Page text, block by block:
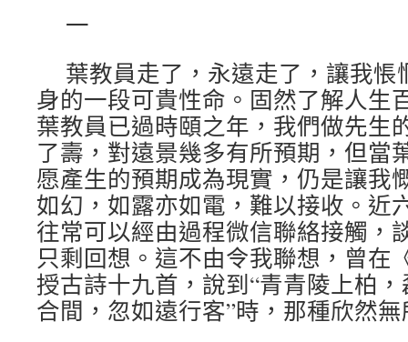
一
葉教員走了，永遠走了，讓我
身的一段可貴性命。固然了解人生
葉教員已過時頤之年，我們做先生
了壽，對遠景幾多有所預期，但當
愿產生的預期成為現實，仍是讓我
如幻，如露亦如電，難以接收。近
往常可以經由過程微信聯絡接觸，
只剩回想。這不由令我聯想，曾在
授古詩十九首，說到“青青陵上柏
合間，忽如遠行客”時，那種欣然